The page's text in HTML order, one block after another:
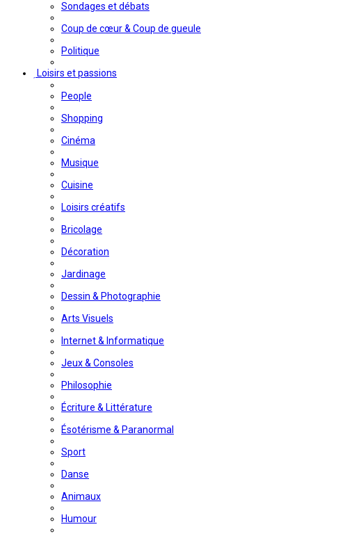
Sondages et débats
Coup de cœur & Coup de gueule
Politique
Loisirs et passions
People
Shopping
Cinéma
Musique
Cuisine
Loisirs créatifs
Bricolage
Décoration
Jardinage
Dessin & Photographie
Arts Visuels
Internet & Informatique
Jeux & Consoles
Philosophie
Écriture & Littérature
Ésotérisme & Paranormal
Sport
Danse
Animaux
Humour